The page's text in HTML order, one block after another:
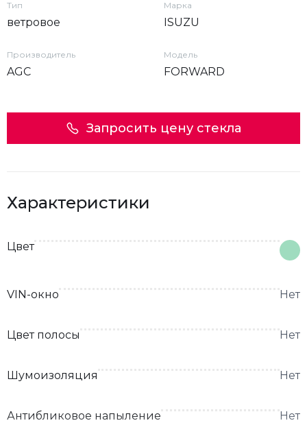
Тип
ветровое
Марка
ISUZU
Производитель
AGC
Модель
FORWARD
Запросить цену стекла
Характеристики
Цвет
VIN-окно Нет
Цвет полосы Нет
Шумоизоляция Нет
Антибликовое напыление Нет